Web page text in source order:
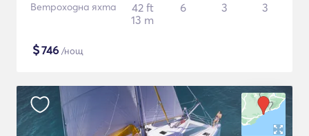
Ветроходна яхта
42 ft
13 m
6 3 3
$746 /нощ